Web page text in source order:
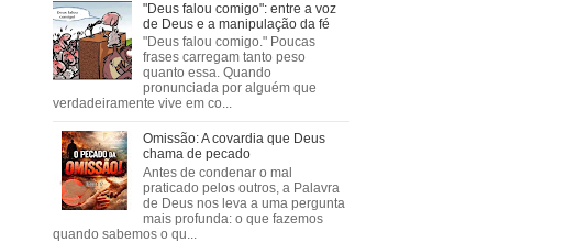
"Deus falou comigo": entre a voz
de Deus e a manipulação da fé
"Deus falou comigo." Poucas
frases carregam tanto peso
quanto essa. Quando
pronunciada por alguém que
verdadeiramente vive em co...
Omissão: A covardia que Deus
chama de pecado
Antes de condenar o mal
praticado pelos outros, a Palavra
de Deus nos leva a uma pergunta
mais profunda: o que fazemos
quando sabemos o qu...